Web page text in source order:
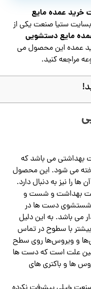
خرید عمده مایع
ستیا صنعت یکی از
مایع دستشویی
عمده این محصول می
مراجعه کنید.
بهداشتی می باشد که
می شود. این محصول
را نیز به دنبال دارد.
بهداشت و شست و
شستشوی دست ها در
می باشد. به این دلیل
با سطوح در تماس
و ویروس‌ها روی سطح
علت است که دست ها
ها و باکتری های